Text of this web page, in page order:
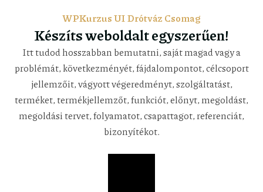
WPKurzus UI Drótváz Csomag
Készíts weboldalt egyszerűen!
Itt tudod hosszabban bemutatni, saját magad vagy a
problémát, következményét, fájdalompontot, célcsoport
jellemzőit, vágyott végeredményt, szolgáltatást,
terméket, termékjellemzőt, funkciót, előnyt, megoldást,
megoldási tervet, folyamatot, csapattagot, referenciát,
bizonyítékot.